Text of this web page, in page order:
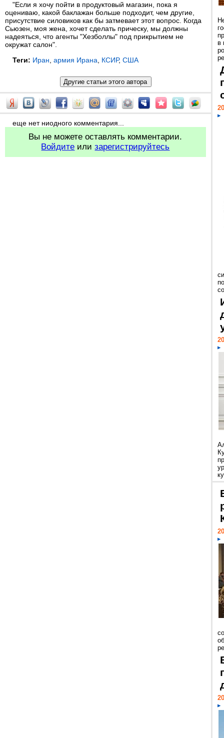
"Если я хочу пойти в продуктовый магазин, пока я
оцениваю, какой баклажан больше подходит, чем другие,
присутствие силовиков как бы затмевает этот вопрос. Когда
Сьюзен, моя жена, хочет сделать прическу, мы должны
надеяться, что агенты "Хезболлы" под прикрытием не
окружат салон".
Теги: Иран армия Ирана КСИР, США
еще нет ниодного комментария...
Вы не можете оставлять комментарии.
Войдите илизарегистрируйтесь
в